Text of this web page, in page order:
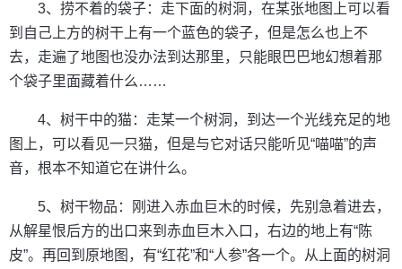
3、捞不着的袋子：走下面的树洞，在某张地图上可以看
到自己上方的树干上有一个蓝色的袋子，但是怎么也上不
去，走遍了地图也没办法到达那里，只能眼巴巴地幻想着那
个袋子里面藏着什么……
4、树干中的猫：走某一个树洞，到达一个光线充足的地
图上，可以看见一只猫，但是与它对话只能听见“喵喵”的声
音，根本不知道它在讲什么。
5、树干物品：刚进入赤血巨木的时候，先别急着进去，
从解星恨后方的出口来到赤血巨木入口，右边的地上有“陈
皮”。再回到原地图，有“红花”和“人参”各一个。从上面的树洞